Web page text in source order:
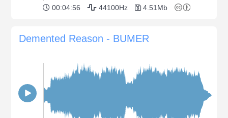
00:04:56 44100Hz 4.51Mb
Demented Reason - BUMER